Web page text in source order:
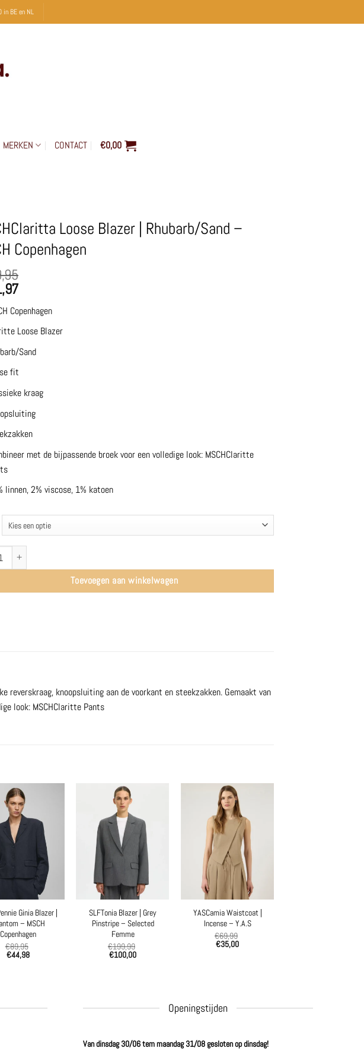
in BE en NL
MERKEN CONTACT €0,00
Loose Blazer | Rhubarb/Sand –
Copenhagen
Copenhagen
Loose Blazer
Sand
fit
kraag
met de bijpassende broek voor een volledige look: MSCHClaritte
linnen, 2% viscose, 1% katoen
Loose Blazer | Rhubarb/Sand - MSCH Copenhagen aantal
Toevoegen aan winkelwagen
reverskraag, knoopsluiting aan de voorkant en steekzakken. Gemaakt van
look: MSCHClaritte Pants
Ginia Blazer |
– MSCH
Copenhagen
€89,95
€44,98
SLFTonia Blazer | Grey
Pinstripe – Selected
Femme
€199,99
€100,00
YASCamia Waistcoat |
Incense – Y.A.S
€69,99
€35,00
Openingstijden
Van dinsdag 30/06 tem maandag 31/08 gesloten op dinsdag!